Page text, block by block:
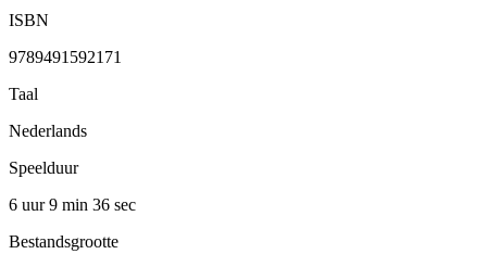
ISBN
9789491592171
Taal
Nederlands
Speelduur
6 uur 9 min 36 sec
Bestandsgrootte